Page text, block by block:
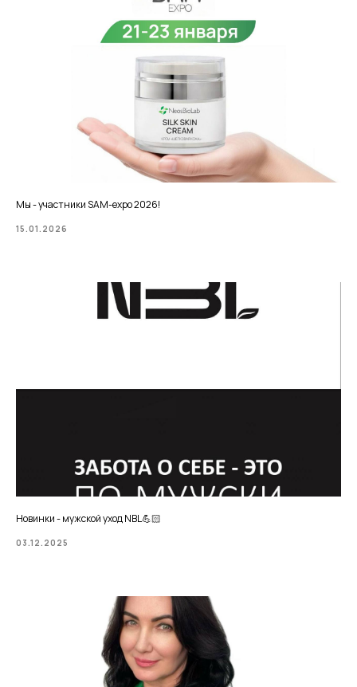
Мы - участники SAM-expo 2026!
15.01.2026
Новинки - мужской уход NBL💪🏻
03.12.2025